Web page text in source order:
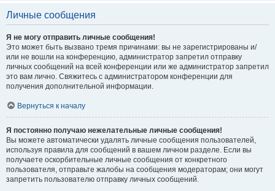
Личные сообщения
Я не могу отправить личные сообщения!
Это может быть вызвано тремя причинами: вы не зарегистрированы и/
или не вошли на конференцию, администратор запретил отправку
личных сообщений на всей конференции или же администратор запретил
это вам лично. Свяжитесь с администратором конференции для
получения дополнительной информации.
Вернуться к началу
Я постоянно получаю нежелательные личные сообщения!
Вы можете автоматически удалять личные сообщения пользователей,
используя правила для сообщений в вашем личном разделе. Если вы
получаете оскорбительные личные сообщения от конкретного
пользователя, отправьте жалобы на сообщения модераторам; они могут
запретить пользователю отправку личных сообщений.